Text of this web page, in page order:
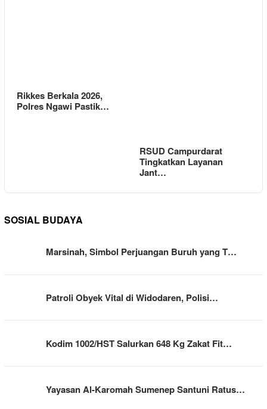
Rikkes Berkala 2026,
Polres Ngawi Pastik…
RSUD Campurdarat
Tingkatkan Layanan
Jant…
SOSIAL BUDAYA
Marsinah, Simbol Perjuangan Buruh yang T…
Patroli Obyek Vital di Widodaren, Polisi…
Kodim 1002/HST Salurkan 648 Kg Zakat Fit…
Yayasan Al-Karomah Sumenep Santuni Ratus…